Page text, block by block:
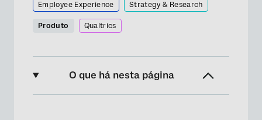
Employee Experience Strategy & Research
Produto Qualtrics
O que há nesta página